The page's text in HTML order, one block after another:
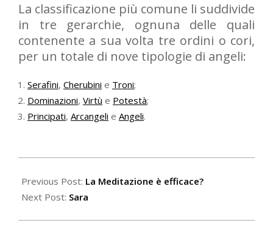
La classificazione più comune li suddivide
in tre gerarchie, ognuna delle quali
contenente a sua volta tre ordini o cori,
per un totale di nove tipologie di angeli:
Serafini, Cherubini e Troni;
Dominazioni, Virtù e Potestà;
Principati, Arcangeli e Angeli.
03-
25
Previous Post: La Meditazione è efficace?
Next Post: Sara